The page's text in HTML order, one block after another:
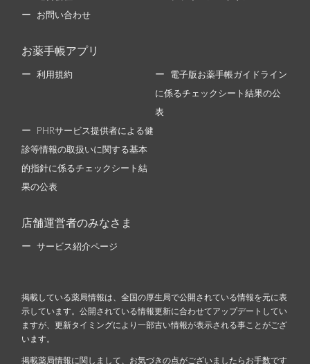
お問い合わせ
お薬手帳アプリ
利用規約 電子版お薬手帳ガイドライン
に係るチェックシート結果の公
表
PHRサービス提供者による健
診等情報の取扱いに関する基本
的指針に係るチェックシート結
果の公表
店舗運営者のみなさま
サービス紹介ページ
掲載している薬局情報は、全国の厚生局で公開されている情報を元に表
示しています。公開されている情報更新に合わせてアップデートしてい
ますが、更新タイミングにより一部古い情報が表示される事ことがござ
います。
掲載薬局情報に関しまして、お気づきの点がございましたらお手数です